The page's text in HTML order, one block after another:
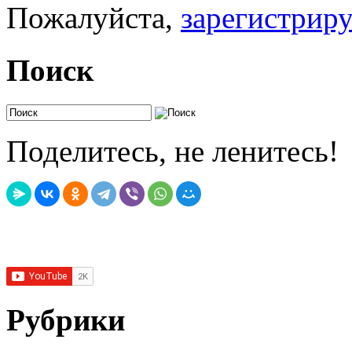
Пожалуйста,
Поиск
Поделитесь, не ленитесь!
Рубрики